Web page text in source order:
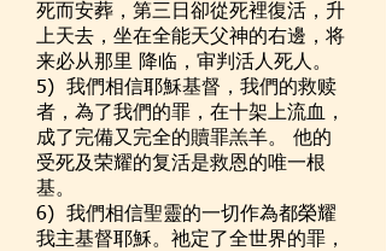
死而安葬，第三日卻從死裡復活，升
上天去，坐在全能天父神的右邊，将
来必从那里 降临，审判活人死人。
5) 我們相信耶穌基督，我們的救赎
者，為了我們的罪，在十架上流血，
成了完備又完全的贖罪羔羊。 他的
受死及荣耀的复活是救恩的唯一根
基。
6) 我們相信聖靈的一切作為都榮耀
我主基督耶穌。祂定了全世界的罪，